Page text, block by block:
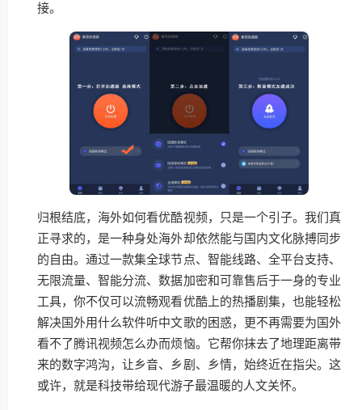
接。
归根结底，海外如何看优酷视频，只是一个引子。我们真
正寻求的，是一种身处海外却依然能与国内文化脉搏同步
的自由。通过一款集全球节点、智能线路、全平台支持、
无限流量、智能分流、数据加密和可靠售后于一身的专业
工具，你不仅可以流畅观看优酷上的热播剧集，也能轻松
解决国外用什么软件听中文歌的困惑，更不再需要为国外
看不了腾讯视频怎么办而烦恼。它帮你抹去了地理距离带
来的数字鸿沟，让乡音、乡剧、乡情，始终近在指尖。这
或许，就是科技带给现代游子最温暖的人文关怀。